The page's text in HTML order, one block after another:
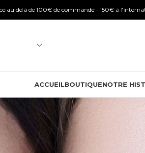
au delà de 100€ de commande - 150€ à
ACCUEILBOUTIQUENOTRE